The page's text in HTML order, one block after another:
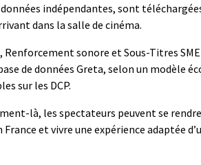
données indépendantes, sont
dans la salle de cinéma.
sonore et Sous-Titres
de données Greta, selon un modèle
sur les DCP.
là, les spectateurs peuvent se
et vivre une expérience adaptée